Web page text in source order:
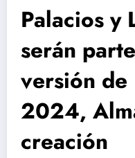
Palacios y
serán
versión
2024,
creación